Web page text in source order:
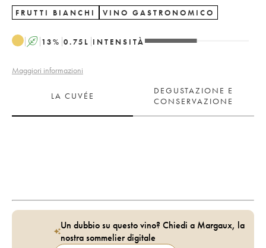
FRUTTI BIANCHI VINO GASTRONOMICO
A 13% 0.75 L INTENSITÀ
Maggiori informazioni
LA CUVÉE
DEGUSTAZIONE E
CONSERVAZIONE
Un dubbio su questo vino? Chiedi a Margaux, la
nostra sommelier digitale